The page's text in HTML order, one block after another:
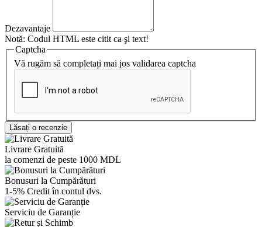
Dezavantaje
Notă: Codul HTML este citit ca şi text!
Captcha
Vă rugăm să completați mai jos validarea captcha
Lăsați o recenzie
Livrare Gratuită
la comenzi de peste 1000 MDL
Bonusuri la Cumpărături
1-5% Credit în contul dvs.
Serviciu de Garanție